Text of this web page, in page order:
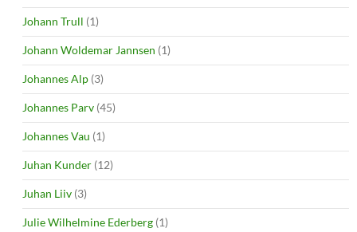
Johann Trull (1)
Johann Woldemar Jannsen (1)
Johannes Alp (3)
Johannes Parv (45)
Johannes Vau (1)
Juhan Kunder (12)
Juhan Liiv (3)
Julie Wilhelmine Ederberg (1)